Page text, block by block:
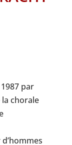
par
la chorale